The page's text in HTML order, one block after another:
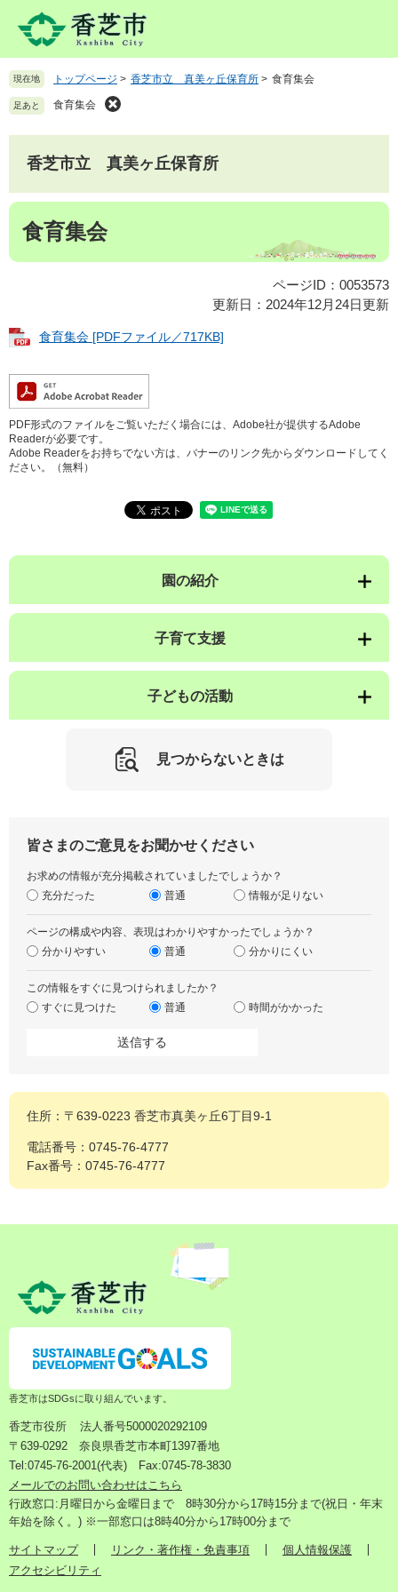
先
頭
す
を
飛
し
文
現在地 トップページ > 香芝市立 真美ヶ丘保育所 > 食育集会
足あと 食育集会
香芝市立 真美ヶ丘保育所
本
食育集会
ページID：0053573
更新日：2024年12月24日更新
食育集会 [PDFファイル／717KB]
PDF形式のファイルをご覧いただく場合には、Adobe社が提供するAdobe
Readerが必要です。
Adobe Readerをお持ちでない方は、バナーのリンク先からダウンロードしてく
ださい。（無料）
園の紹介
子育て支援
子どもの活動
見つからないときは
皆さまのご意見をお聞かせください
お求めの情報が充分掲載されていましたでしょうか？
充分だった
普通 情報が足りない
ページの構成や内容、表現はわかりやすかったでしょうか？
分かりやすい
普通 分かりにくい
この情報をすぐに見つけられましたか？
すぐに見つけた
普通 時間がかかった
住所：〒639-0223 香芝市真美ヶ丘6丁目9-1
電話番号：0745-76-4777
Fax番号：0745-76-4777
香芝市はSDGsに取り組んでいます。
香芝市役所
法人番号5000020292109
〒639-0292 奈良県香芝市本町1397番地
Tel:0745-76-2001(代表) Fax:0745-78-3830
メールでのお問い合わせはこちら
行政窓口:月曜日から金曜日まで 8時30分から17時15分まで(祝日・年末
年始を除く。) ※一部窓口は8時40分から17時00分まで
サイトマップ リンク・著作権・免責事項
個人情報保護
アクセシビリティ